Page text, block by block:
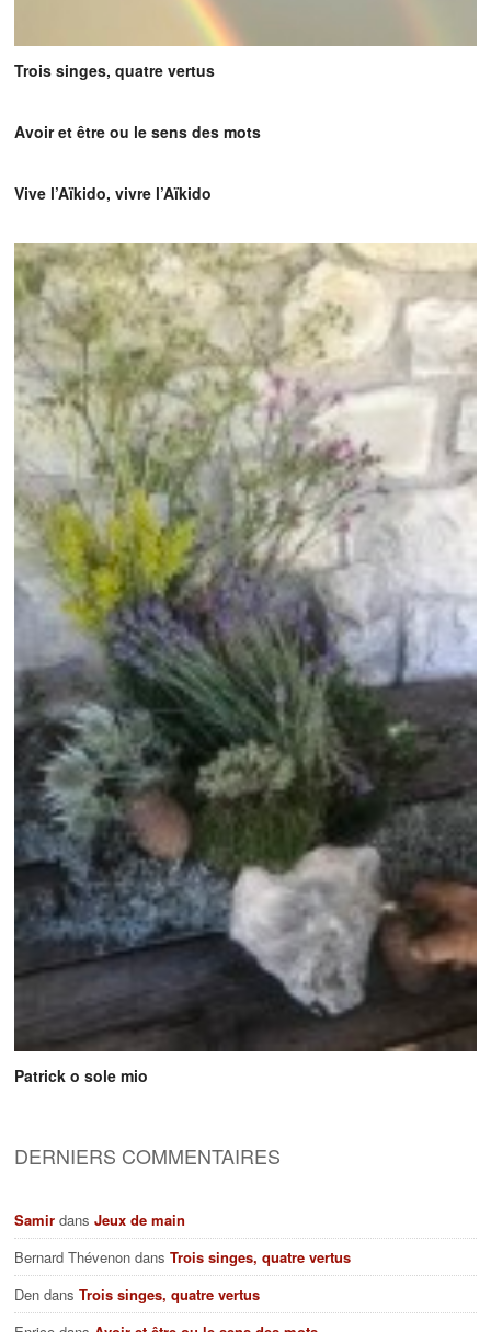
Trois singes, quatre vertus
Avoir et être ou le sens des mots
Vive l’Aïkido, vivre l’Aïkido
Patrick o sole mio
DERNIERS COMMENTAIRES
Samir dansJeux de main
Bernard Thévenon dansTrois singes, quatre vertus
Den dansTrois singes, quatre vertus